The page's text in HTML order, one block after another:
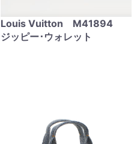
Louis Vuitton M41894
ジッピー･ウォレット